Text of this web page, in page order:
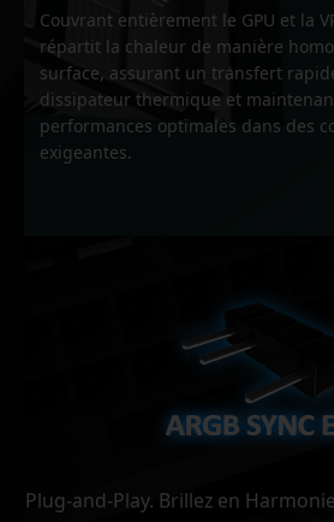
Couvrant entièrement le GPU et la
répartit la chaleur de manière
surface, assurant un transfert
dissipateur thermique et
performances optimales dans des
exigeantes.
Plug-and-Play. Brillez en